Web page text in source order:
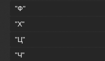
"Ф"
"Х"
"Ц"
"Ч"